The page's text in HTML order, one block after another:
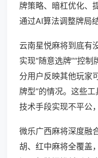
牌策略、暗杠优化、
通过AI算法调整牌局
云南星悦麻将到底有
实现“随意选牌”“控制
分用户反映其他玩家
牌型”的情况。这些
技术手段实现不平公
微乐广西麻将深度融
胡、红中麻将全覆盖